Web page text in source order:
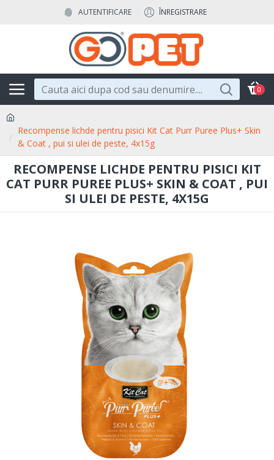
AUTENTIFICARE ÎNREGISTRARE
0
Recompense lichde pentru pisici Kit Cat Purr Puree Plus+ Skin
& Coat , pui si ulei de peste, 4x15g
RECOMPENSE LICHDE PENTRU PISICI KIT
CAT PURR PUREE PLUS+ SKIN & COAT , PUI
SI ULEI DE PESTE, 4X15G